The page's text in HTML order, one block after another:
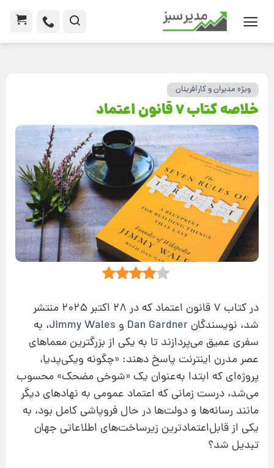
ویژه مدیران و کارآفرینان
خلاصه کتاب 7 قانون اعتماد
در کتاب 7 قانون اعتماد که در 28 اکتبر 2025 منتشر
شد، نویسندگان Dan Gardner و Jimmy Wales، به
سفری عمیق می‌پردازند تا به یکی از بزرگترین معماهای
عصر مدرن اینترنت پاسخ دهند: «چگونه ویکی‌پدیا،
پروژه‌ای که ابتدا به‌عنوان یک «شوخی مضحک» محسوب
می‌شد، درست زمانی که اعتماد عمومی به نهادهای دیگر
مانند رسانه‌ها و دولت‌ها در حال فروپاشی کامل بود، به
یکی از قابل‌اعتمادترین زیرساخت‌های اطلاعاتی جهان
تبدیل شد؟